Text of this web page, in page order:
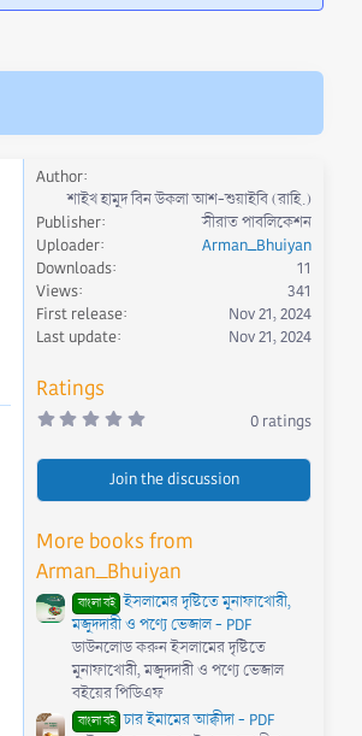
Author
শাইখ হামুদ বিন উকলা আশ-শুয়াইবি (রাহি.)
Publisher
সীরাত পাবলিকেশন
Uploader
Arman_Bhuiyan
Downloads
11
Views
341
First release
Nov 21, 2024
Last update
Nov 21, 2024
Ratings
0
0
s
(
s
)
0 ratings
Join the discussion
More books from
Arman_Bhuiyan
বাংলা বই ইসলামের দৃষ্টিতে মুনাফাখোরী,
মজুদদারী ও পণ্যে ভেজাল - PDF
ডাউনলোড করুন ইসলামের দৃষ্টিতে
মুনাফাখোরী, মজুদদারী ও পণ্যে ভেজাল
বইয়ের পিডিএফ
বাংলা বই চার ইমামের আক্বীদা - PDF